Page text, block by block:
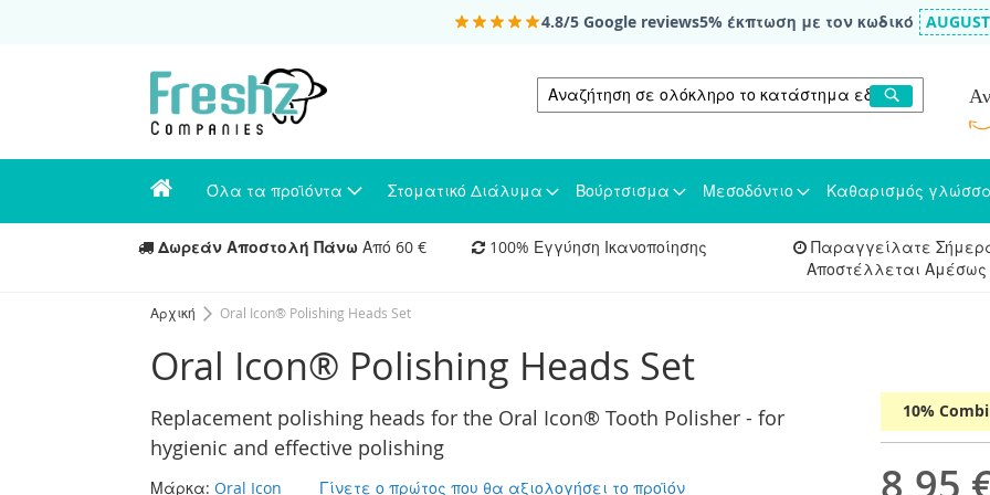
4.8/5 Google reviews5% έκπτωση με τον κωδικό
Search
Search
Όλα τα προϊόντα Στοματικό Διάλυμα Βούρτσισμα Μεσοδόντιο Καθαρισμός
Δωρεάν Αποστολή ΠάνωΑπό 60 € 100% Εγγύηση Ικανοποίησης
Παραγγείλατε
Αποστέλλεται Αμέσως
Αρχική Oral Icon® Polishing Heads Set
Oral Icon® Polishing Heads Set
Replacement polishing heads for the Oral Icon® Tooth Polisher - for
hygienic and effective polishing
Μάρκα: Oral Icon Γίνετε ο πρώτος που θα αξιολογήσει το προϊόν
10%